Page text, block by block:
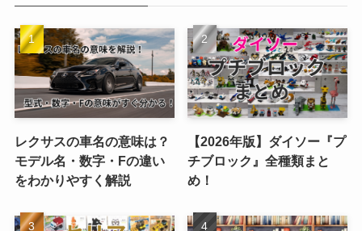
レクサスの車名の意味は？
モデル名・数字・Fの違い
をわかりやすく解説
【2026年版】ダイソー『プ
チブロック』全種類まと
め！